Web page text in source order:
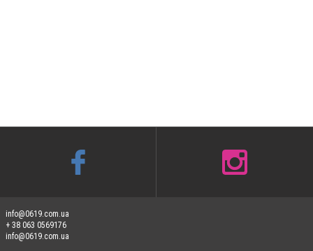
info@0619.com.ua
+ 38 063 0569176
info@0619.com.ua